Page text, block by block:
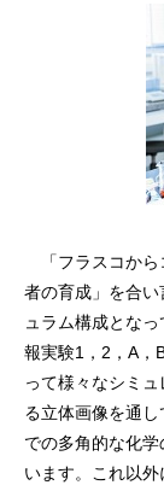
「フラスコから
者の育成」を合
ュラム構成とな
報実験1，2，A，
って様々なシミ
る立体画像を通
での多角的な化
います。これ以